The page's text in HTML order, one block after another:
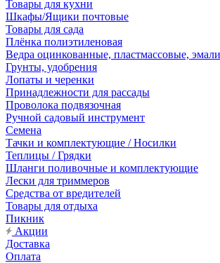
Товары для кухни
Шкафы/Ящики почтовые
Товары для сада
Плёнка полиэтиленовая
Ведра оцинкованные, пластмассовые,
Грунты, удобрения
Лопаты и черенки
Принадлежности для рассады
Проволока подвязочная
Ручной садовый инструмент
Семена
Тачки и комплектующие / Носилки
Теплицы / Грядки
Шланги поливочные и комплектующие
Лески для триммеров
Средства от вредителей
Товары для отдыха
Пикник
Акции
Доставка
Оплата